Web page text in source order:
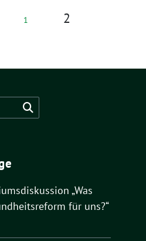
1 2
„Was
für uns?“